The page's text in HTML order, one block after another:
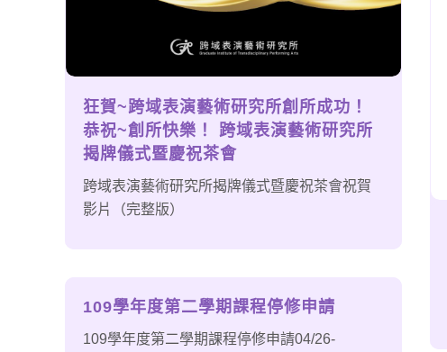
狂賀~跨域表演藝術研究所創所成功！
恭祝~創所快樂！ 跨域表演藝術研究所
揭牌儀式暨慶祝茶會
跨域表演藝術研究所揭牌儀式暨慶祝茶會祝賀
影片（完整版）
109學年度第二學期課程停修申請
109學年度第二學期課程停修申請04/26-